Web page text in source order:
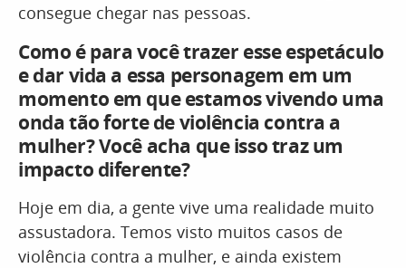
consegue chegar nas pessoas.
Como é para você trazer esse espetáculo
e dar vida a essa personagem em um
momento em que estamos vivendo uma
onda tão forte de violência contra a
mulher? Você acha que isso traz um
impacto diferente?
Hoje em dia, a gente vive uma realidade muito
assustadora. Temos visto muitos casos de
violência contra a mulher, e ainda existem